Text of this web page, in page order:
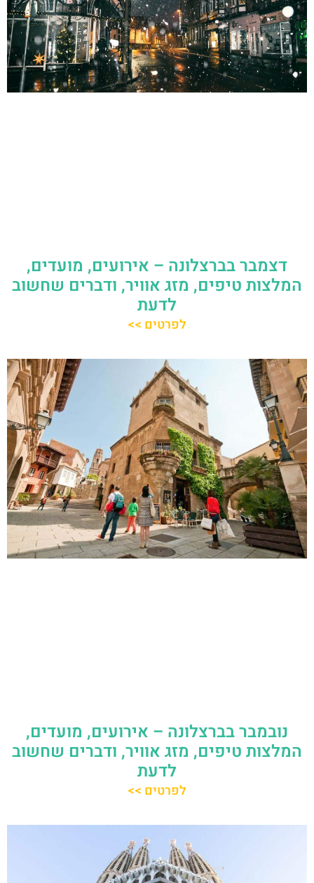
דצמבר בברצלונה – אירועים, מועדים,
המלצות טיפים, מזג אוויר, ודברים שחשוב
לדעת
לפרטים >>
נובמבר בברצלונה – אירועים, מועדים,
המלצות טיפים, מזג אוויר, ודברים שחשוב
לדעת
לפרטים >>